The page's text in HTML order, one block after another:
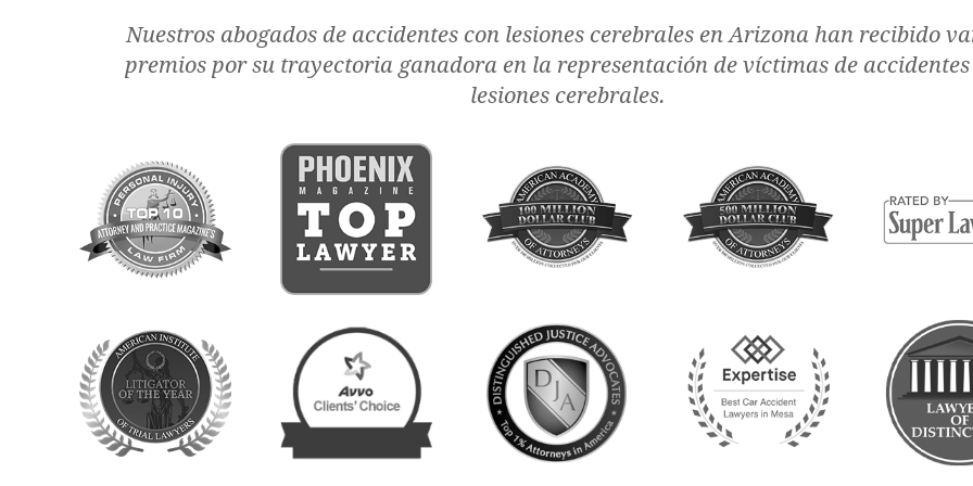
Nuestros abogados de accidentes con lesiones cerebrales en Arizona han recibido
premios por su trayectoria ganadora en la representación de víctimas de accidentes
lesiones cerebrales.